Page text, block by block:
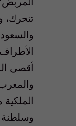
تتحرك،
أقصى
وسلطنة